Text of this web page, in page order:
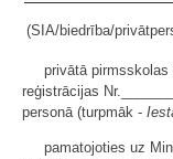
(SIA/biedrība/
privātā pirmsskolas
reģistrācijas
personā (turpmāk -
pamatojoties uz